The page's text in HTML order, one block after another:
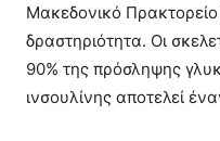
Μακεδονικό
δραστηριότητα. Οι
90% της πρόσληψης
ινσουλίνης αποτελεί